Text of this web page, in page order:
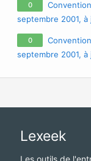
0
septembre 2001, à
0
septembre 2001, à
Lexeek
Les outils de